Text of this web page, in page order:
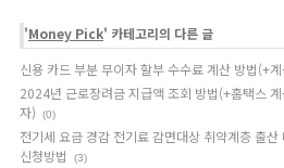
'Money Pick' 카테고리의 다른 글
신용 카드 부분 무이자 할부 수수료 계산 방법(+
2024년 근로장려금 지급액 조회 방법(+홈택스
자)
(0)
전기세 요금 경감 전기료 감면대상 취약계층 출산
신청방법
(3)